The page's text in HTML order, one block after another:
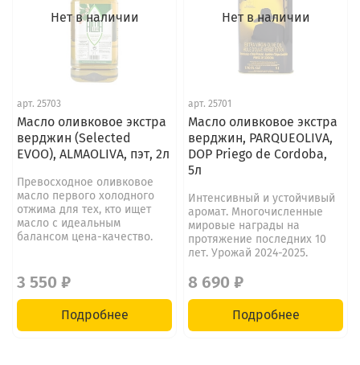
Нет в наличии
арт. 25703
Масло оливковое экстра
верджин (Selected
EVOO), ALMAOLIVA, пэт, 2л
Превосходное оливковое
масло первого холодного
отжима для тех, кто ищет
масло с идеальным
балансом цена-качество.
3 550 ₽
Подробнее
Нет в наличии
арт. 25701
Масло оливковое экстра
верджин, PARQUEOLIVA,
DOP Priego de Cordoba,
5л
Интенсивный и устойчивый
аромат. Многочисленные
мировые награды на
протяжение последних 10
лет. Урожай 2024-2025.
8 690 ₽
Подробнее